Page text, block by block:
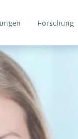
Forschung